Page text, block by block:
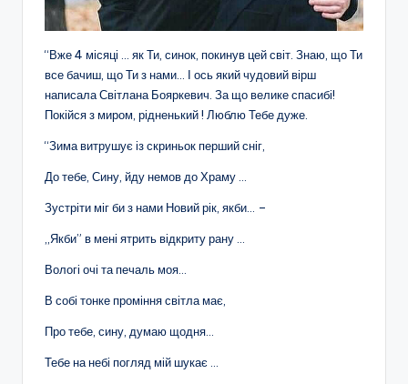
“Вже 4 місяці … як Ти, синок, покинув цей світ. Знаю, що Ти
все бачиш, що Ти з нами… І ось який чудовий вірш
написала Світлана Бояркевич. За що велике спасибі!
Покійся з миром, рідненький ! Люблю Тебе дуже.
“Зима витрушує із скриньок перший сніг,
До тебе, Сину, йду немов до Храму …
Зустріти міг би з нами Новий рік, якби… –
,,Якби” в мені ятрить відкриту рану …
Вологі очі та печаль моя…
В собі тонке проміння світла має,
Про тебе, сину, думаю щодня…
Тебе на небі погляд мій шукає …